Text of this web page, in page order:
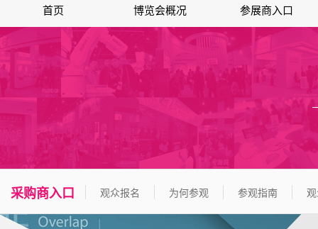
首页 博览会概况 参展商入口
采购商入口 观众报名 为何参观 参观指南